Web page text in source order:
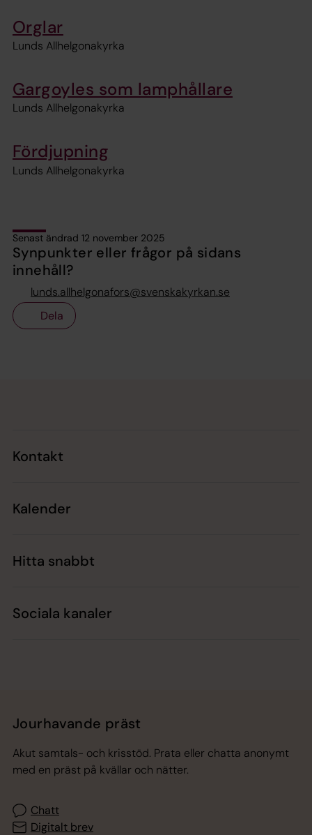
Orglar
Lunds Allhelgonakyrka
Gargoyles som lamphållare
Lunds Allhelgonakyrka
Fördjupning
Lunds Allhelgonakyrka
Senast ändrad 12 november 2025
Synpunkter eller frågor på sidans
innehåll?
lunds.allhelgonafors@svenskakyrkan.se
Dela
Kontakt
Kalender
Hitta snabbt
Sociala kanaler
Jourhavande präst
Akut samtals- och krisstöd. Prata eller chatta anonymt
med en präst på kvällar och nätter.
Chatt
Digitalt brev